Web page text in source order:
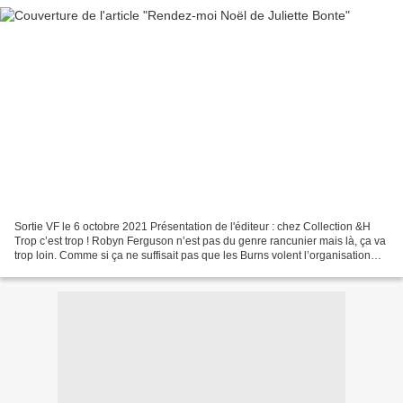
Sortie VF le 6 octobre 2021 Présentation de l'éditeur : chez Collection &H
Trop c’est trop ! Robyn Ferguson n’est pas du genre rancunier mais là, ça va
trop loin. Comme si ça ne suffisait pas que les Burns volent l’organisation